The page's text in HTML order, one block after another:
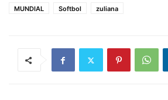
MUNDIAL
Softbol zuliana